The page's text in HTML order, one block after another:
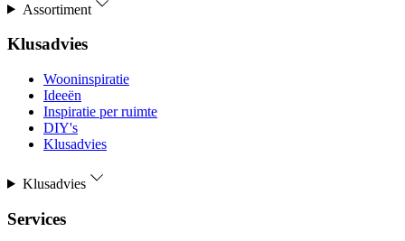
Assortiment
Klusadvies
Wooninspiratie
Ideeën
Inspiratie per ruimte
DIY's
Klusadvies
Klusadvies
Services